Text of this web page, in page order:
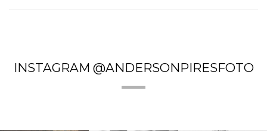
INSTAGRAM @ANDERSONPIRESFOTO